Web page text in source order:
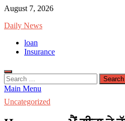
Skip
content
August 7, 2026
Daily News
loan
Insurance
Search
for:
Main Menu
Uncategorized